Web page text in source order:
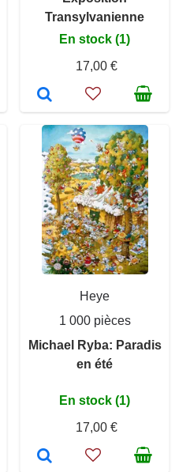
Transylvanienne
En stock (1)
17,00 €
Heye
1 000 pièces
Michael Ryba: Paradis
en été
En stock (1)
17,00 €